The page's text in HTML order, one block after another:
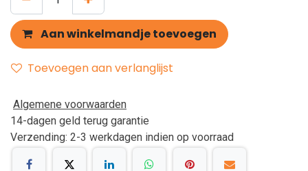
Aan winkelmandje toevoegen
Toevoegen aan verlanglijst
Algemene voorwaarden
14-dagen geld terug garantie
Verzending: 2-3 werkdagen indien op voorraad